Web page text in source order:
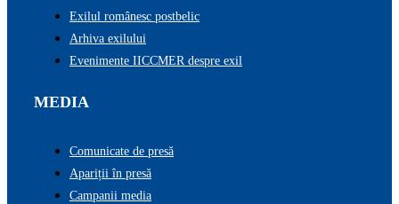
Exilul românesc postbelic
Arhiva exilului
Evenimente IICCMER despre exil
MEDIA
Comunicate de presă
Apariții în presă
Campanii media